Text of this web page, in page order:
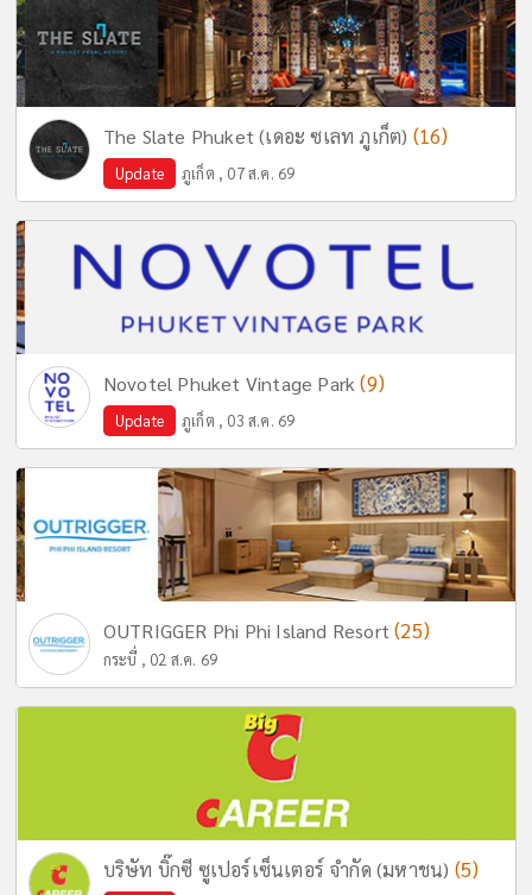
The Slate Phuket (เดอะ ซเลท ภูเก็ต) (16)
Update ภูเก็ต , 07 ส.ค. 69
Novotel Phuket Vintage Park(9)
Update ภูเก็ต , 03 ส.ค. 69
OUTRIGGER Phi Phi Island Resort(25)
กระบี่ , 02 ส.ค. 69
บริษัท บิ๊กซี ซูเปอร์เซ็นเตอร์ จำกัด (มหาชน) (5)